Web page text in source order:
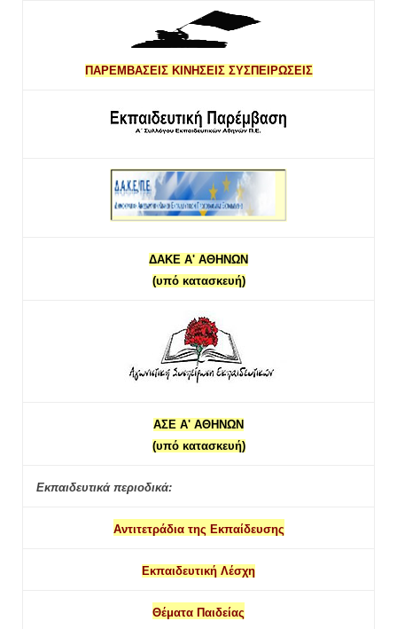
ΠΑΡΕΜΒΑΣΕΙΣ ΚΙΝΗΣΕΙΣ ΣΥΣΠΕΙΡΩΣΕΙΣ
ΔΑΚΕ Α' ΑΘΗΝΩΝ
(υπό κατασκευή)
ΑΣΕ Α' ΑΘΗΝΩΝ
(υπό κατασκευή)
Εκπαιδευτικά περιοδικά:
Αντιτετράδια της Εκπαίδευσης
Εκπαιδευτική Λέσχη
Θέματα Παιδείας